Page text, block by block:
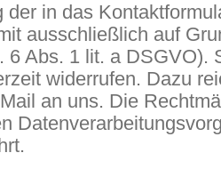
der in das
ausschließlich auf
6 Abs. 1 lit. a DSGVO).
widerrufen. Dazu
an uns. Die